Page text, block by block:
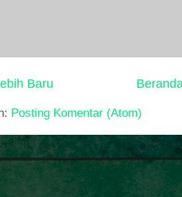
Baru
Posting Komentar (Atom)